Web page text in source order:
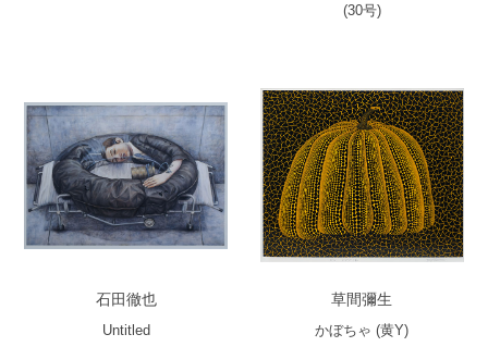
(30号)
石田徹也
Untitled
草間彌生
かぼちゃ (黄Y)